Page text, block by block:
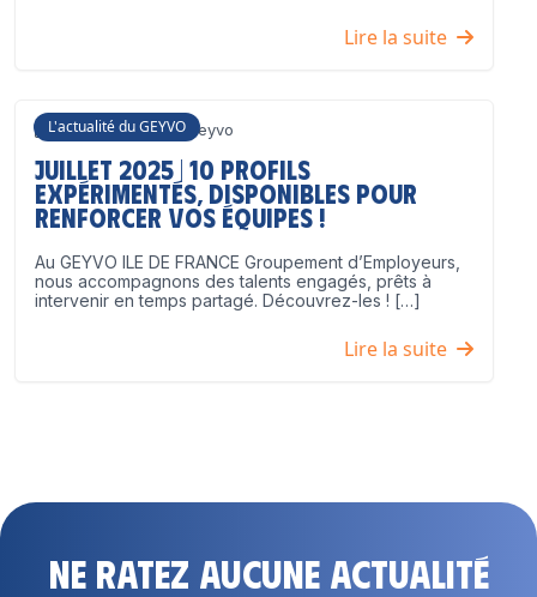
Lire la suite
L'actualité du GEYVO
3 juillet 2025 Geyvo
Juillet 2025 | 10 profils
expérimentés, disponibles pour
renforcer vos équipes !
Au GEYVO ILE DE FRANCE Groupement d’Employeurs,
nous accompagnons des talents engagés, prêts à
intervenir en temps partagé. Découvrez-les ! […]
Lire la suite
Ne ratez aucune actualité